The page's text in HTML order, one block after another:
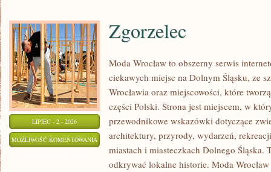
LIPIEC - 2 - 2026
MOŻLIWOŚĆ KOMENTOWANIA ZGORZELEC
Zgorzelec
Moda Wrocław to obszerny serwis
ciekawych miejsc na Dolnym Śląsku, ze
Wrocławia oraz miejscowości, które
części Polski. Strona jest miejscem, w
przewodnikowe wskazówki dotyczące
architektury, przyrody, wydarzeń,
miastach i miasteczkach Dolnego Śląska.
odkrywać lokalne historie. Moda